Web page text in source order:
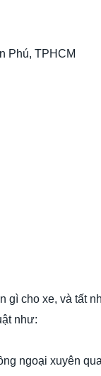
Phú, TPHCM
gì cho xe, và tất
như:
ngoại xuyên